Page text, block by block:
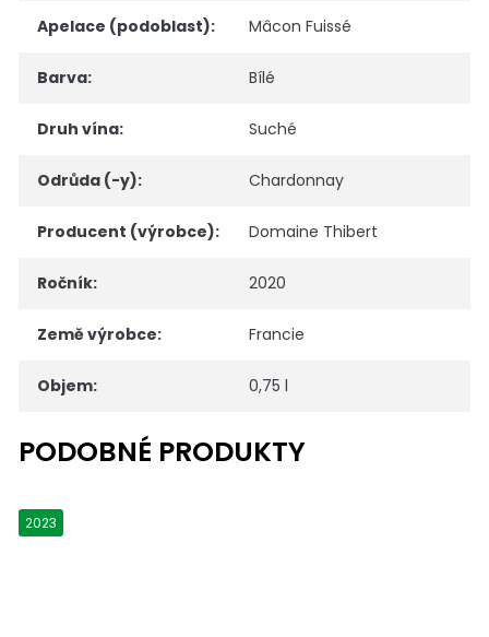
Apelace (podoblast): Mâcon Fuissé
Barva: Bílé
Druh vína: Suché
Odrůda (-y): Chardonnay
Producent (výrobce): Domaine Thibert
Ročník: 2020
Země výrobce: Francie
Objem: 0,75 l
2023